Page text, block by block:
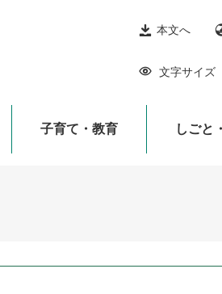
本文へ
文字サイズ
子育て・教育 しごと